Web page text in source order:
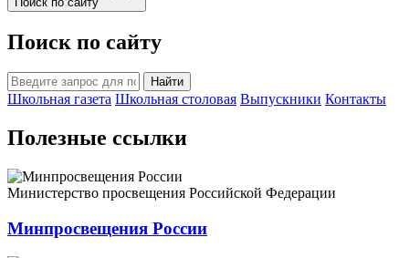
Поиск по сайту
Найти
Школьная газета Школьная столовая Выпускники Контакты
Полезные ссылки
Министерство просвещения Российской Федерации
Минпросвещения России